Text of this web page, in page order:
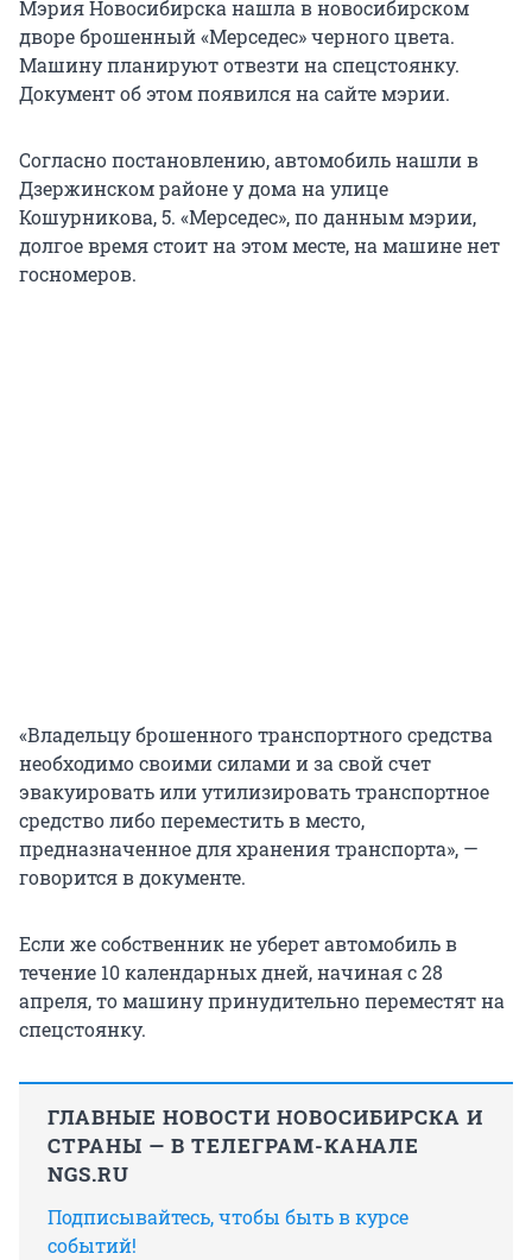
Мэрия Новосибирска нашла в новосибирском
дворе брошенный «Мерседес» черного цвета.
Машину планируют отвезти на спецстоянку.
Документ об этом появился на сайте мэрии.
Согласно постановлению, автомобиль нашли в
Дзержинском районе у дома на улице
Кошурникова, 5. «Мерседес», по данным мэрии,
долгое время стоит на этом месте, на машине нет
госномеров.
«Владельцу брошенного транспортного средства
необходимо своими силами и за свой счет
эвакуировать или утилизировать транспортное
средство либо переместить в место,
предназначенное для хранения транспорта», —
говорится в документе.
Если же собственник не уберет автомобиль в
течение 10 календарных дней, начиная с 28
апреля, то машину принудительно переместят на
спецстоянку.
ГЛАВНЫЕ НОВОСТИ НОВОСИБИРСКА И
СТРАНЫ — В ТЕЛЕГРАМ-КАНАЛЕ
NGS.RU
Подписывайтесь, чтобы быть в курсе
событий!